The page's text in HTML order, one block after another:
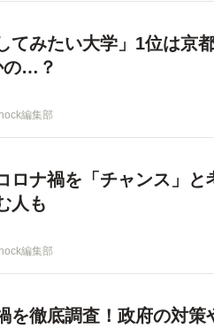
てみたい大学」1位は京
の…？
編集部
ロナ禍を「チャンス」と
人も
編集部
を徹底調査！政府の対策